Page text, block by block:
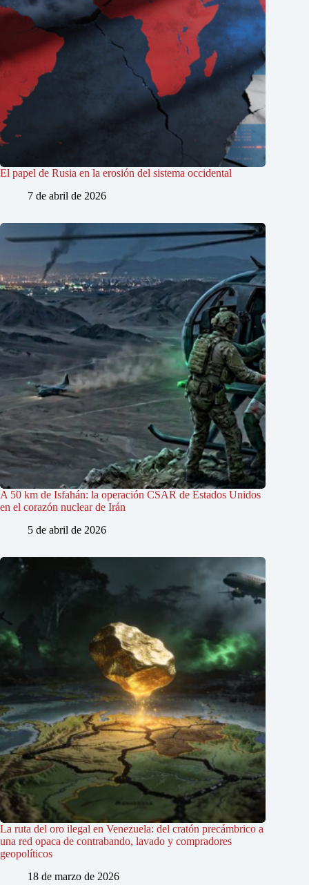
El papel de Rusia en la erosión del sistema occidental
7 de abril de 2026
A 50 km de Isfahán: la operación CSAR de Estados Unidos
en el corazón nuclear de Irán
5 de abril de 2026
La ruta del oro ilegal en Venezuela: del cratón precámbrico a
una red opaca de contrabando, lavado y compradores
geopolíticos
18 de marzo de 2026